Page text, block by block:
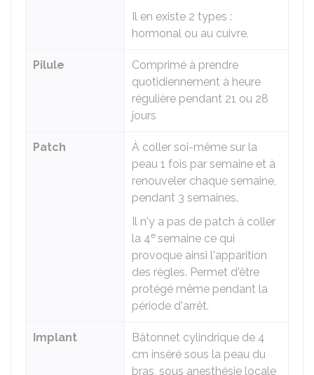
Il en existe 2 types :
hormonal ou au cuivre.
Pilule
Comprimé à prendre
quotidiennement à heure
régulière pendant 21 ou 28
jours
Patch
À coller soi-même sur la
peau 1 fois par semaine et à
renouveler chaque semaine,
pendant 3 semaines.
Il n'y a pas de patch à coller
la 4e semaine ce qui
provoque ainsi l'apparition
des règles. Permet d'être
protégé même pendant la
période d'arrêt.
Implant
Bâtonnet cylindrique de 4
cm inséré sous la peau du
bras, sous anesthésie locale